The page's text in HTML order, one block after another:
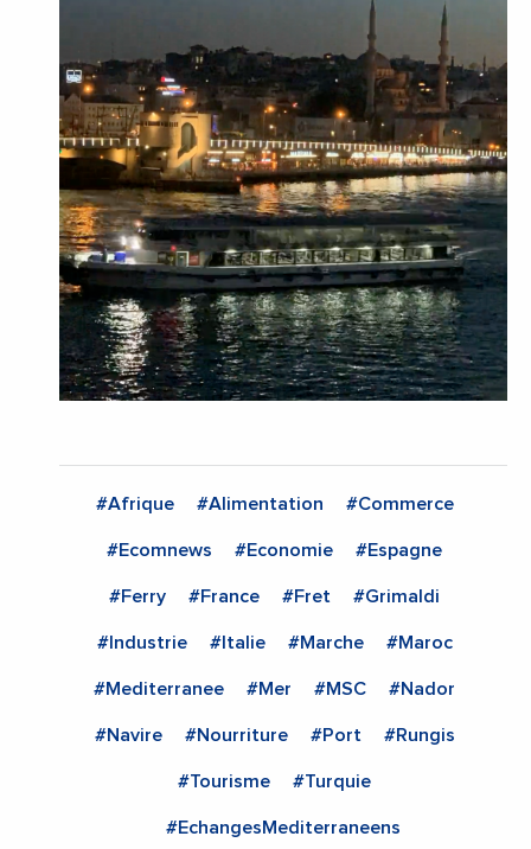
#Afrique #Alimentation #Commerce
#Ecomnews #Economie #Espagne
#Ferry #France #Fret #Grimaldi
#Industrie #Italie #Marche #Maroc
#Mediterranee #Mer #MSC #Nador
#Navire #Nourriture #Port #Rungis
#Tourisme #Turquie
#EchangesMediterraneens